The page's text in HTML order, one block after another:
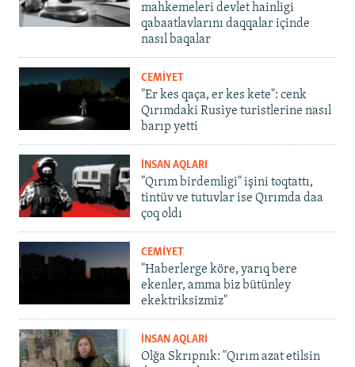
mahkemeleri devlet hainligi
qabaatlavlarını daqqalar içinde
nasıl baqalar
CEMİYET
"Er kes qaça, er kes kete": cenk
Qırımdaki Rusiye turistlerine nasıl
barıp yetti
İNSAN AQLARI
"Qırım birdemligi" işini toqtattı,
tintüv ve tutuvlar ise Qırımda daa
çoq oldı
CEMİYET
"Haberlerge köre, yarıq bere
ekenler, amma biz bütünley
ekektriksizmiz"
İNSAN AQLARI
Olğa Skrıpnık: "Qırım azat etilsin